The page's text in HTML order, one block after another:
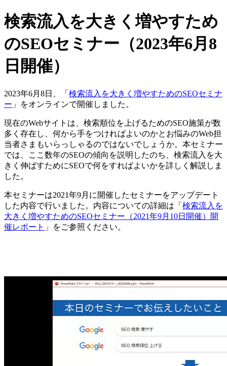
検索流入を大きく増やすため
のSEOセミナー（2023年6月8
日開催）
2023年6月8日、「 検索流入を大きく増やすためのSEOセミナ
ー 」をオンラインで開催しました。
現在のWebサイトは、検索順位を上げるためのSEO施策が数
多く存在し、何から手をつければよいのかとお悩みのWeb担
当者さまもいらっしゃるのではないでしょうか。本セミナー
では、ここ数年のSEOの傾向を説明したのち、検索流入を大
きく伸ばすためにSEOで何をすればよいかを詳しく解説しま
した。
本セミナーは2021年9月に開催したセミナーをアップデート
した内容で行いました。内容についての詳細は「 検索流入を
大きく増やすためのSEOセミナー（2021年9月10日開催）開
催レポート 」をご参照ください。